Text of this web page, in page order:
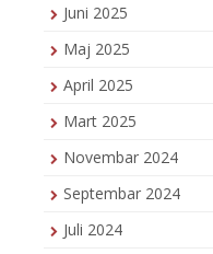
Juni 2025
Maj 2025
April 2025
Mart 2025
Novembar 2024
Septembar 2024
Juli 2024